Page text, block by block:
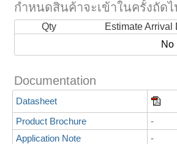
กำหนดสินค้าจะเข้าในครั้งถัดไ
Qty Estimate Arrival
No
Documentation
Datasheet
Product Brochure
-
Application Note
-